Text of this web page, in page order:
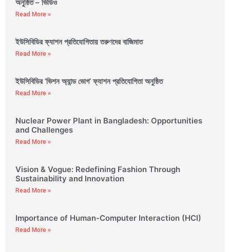
অনুষ্ঠিত – ভিডিও
Read More »
ইউসিবিডির ফ্যাশন প্রতিযোগিতায় তরুণদের বাজিমাত
Read More »
ইউসিবিডির ‘ভিশন অ্যান্ড ভোগ’ ফ্যাশন প্রতিযোগিতা অনুষ্ঠিত
Read More »
Nuclear Power Plant in Bangladesh: Opportunities
and Challenges
Read More »
Vision & Vogue: Redefining Fashion Through
Sustainability and Innovation
Read More »
Importance of Human-Computer Interaction (HCI)
Read More »